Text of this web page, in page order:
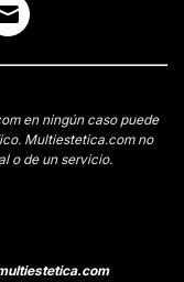
en ningún caso puede
Multiestetica.com no
o de un servicio.